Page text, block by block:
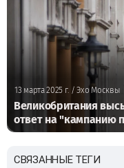
13 марта 2025 г. / Эхо Москвы
Великобритания
ответ на "кампанию
СВЯЗАННЫЕ ТЕГИ